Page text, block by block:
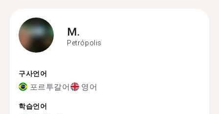
M.
Petrópolis
구사언어
포르투갈어 영어
학습언어